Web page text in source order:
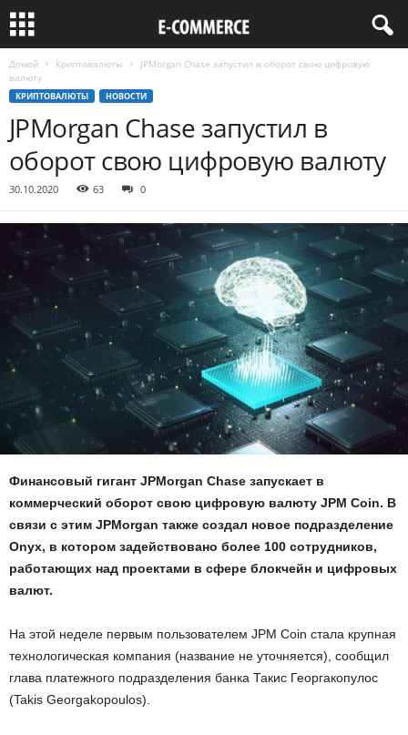
Домой Криптовалюты
JPMorgan Chase запустил в оборот свою цифровую
валюту
КРИПТОВАЛЮТЫ НОВОСТИ
JPMorgan Chase запустил в
оборот свою цифровую валюту
30.10.2020 63 0
Финансовый гигант JPMorgan Chase запускает в
коммерческий оборот свою цифровую валюту JPM Coin. В
связи с этим JPMorgan также создал новое подразделение
Onyx, в котором задействовано более 100 сотрудников,
работающих над проектами в сфере блокчейн и цифровых
валют.
На этой неделе первым пользователем JPM Coin стала крупная
технологическая компания (название не уточняется), сообщил
глава платежного подразделения банка Такис Георгакопулос
(Takis Georgakopoulos).